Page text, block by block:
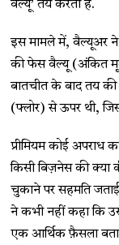
वैल्यू’ तय करता है.
इस मामले में, वैल्यूअर ने
की फेस वैल्यू (अंकित
बातचीत के बाद तय
(फ्लोर) से ऊपर थी,
प्रीमियम कोई अपराध
किसी बिज़नेस की क्या
चुकाने पर सहमति
ने कभी नहीं कहा कि
एक आर्थिक फ़ैसला